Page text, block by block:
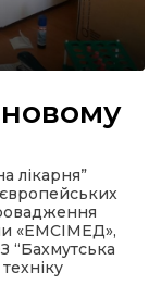
лікарня”
«ЕМСІМЕД»,
“Бахмутська